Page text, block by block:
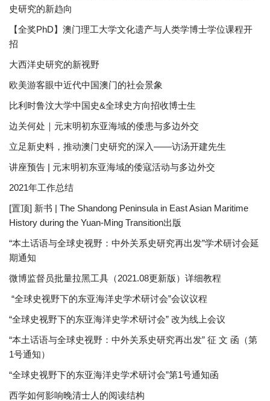
史研究的新趋向
【全奖PhD】澳门理工大学文化遗产与人类学博士学位课程开
招
大西洋史研究的新视野
欧美游客眼中近代中国澳门的社会景象
比利时鲁汶大学中国史&全球史方向招收博士生
边关何处｜元末明初东亚海域的倭患与多边外交
立足新史料，推动澳门史研究的深入——访汤开建先生
讲座预告 | 元末明初东亚海域的倭寇活动与多边外交
2021年工作总结
[置顶] 新书 | The Shandong Peninsula in East Asian Maritime
History during the Yuan-Ming Transition出版
“本土话语与全球史视野：中外关系史研究再出发”学术研讨会延
期通知
微博监督员批量拉黑工具（2021.08更新版）详细教程
“全球史视野下的东亚海洋史学术研讨会”会议议程
“全球史视野下的东亚海洋史学术研讨会” 改为线上会议
“本土话语与全球史视野：中外关系史研究再出发” 征 文 函（第
1号通知）
“全球史视野下的东亚海洋史学术研讨会”第1号通知函
西学如何影响晚清士人的阅读结构